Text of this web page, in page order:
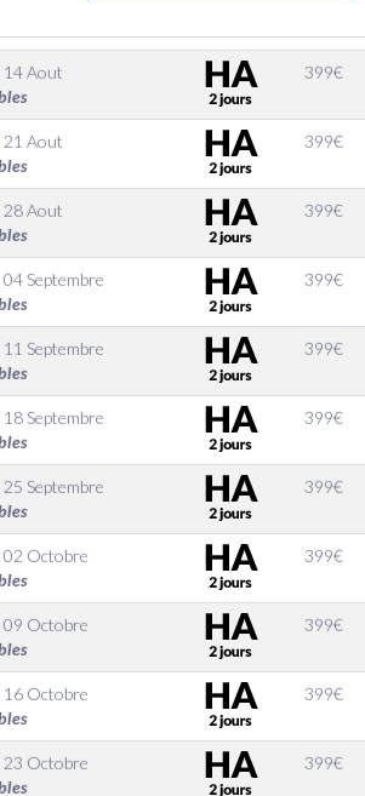
14 Aout
399€
21 Aout
399€
28 Aout
399€
04 Septembre
399€
11 Septembre
399€
18 Septembre
399€
25 Septembre
399€
02 Octobre
399€
09 Octobre
399€
16 Octobre
399€
23 Octobre
399€